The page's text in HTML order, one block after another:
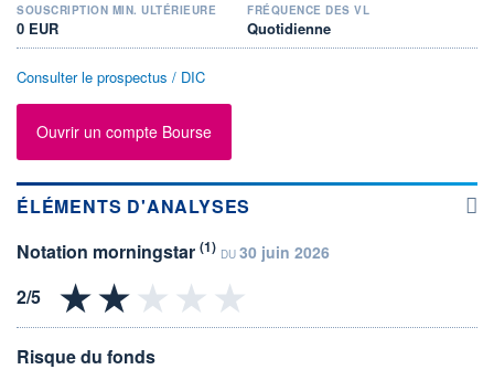
SOUSCRIPTION MIN. ULTÉRIEURE
0 EUR
FRÉQUENCE DES VL
Quotidienne
Consulter le prospectus / DIC
Ouvrir un compte Bourse
ÉLÉMENTS D'ANALYSES
Notation morningstar (1) DU 30 juin 2026
Risque du fonds